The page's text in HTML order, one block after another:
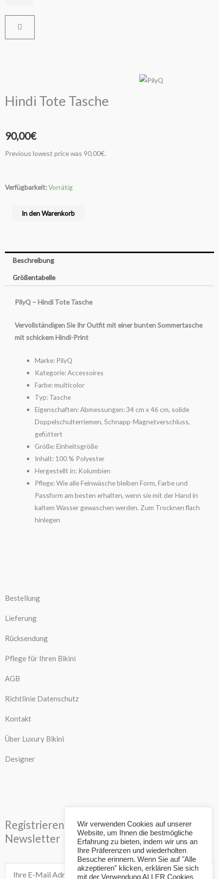
Warenkorb
Hindi Tote Tasche
90,00€
Previous lowest price was 90,00€.
Verfügbarkeit:Vorrätig
Hindi
TascheIn den Warenkorb
Beschreibung
Größentabelle
PilyQ – Hindi Tote Tasche
Vervollständigen Sie Ihr Outfit mit einer bunten Sommertasche
mit schickem Hindi-Print
Marke: PilyQ
Kategorie: Accessoires
Farbe: multicolor
Typ: Tasche
Eigenschaften: Abmessungen: 34 cm x 46 cm, solide
Doppelschulterriemen, Schnapp-Magnetverschluss,
gefüttert
Größe: Einheitsgröße
Inhalt: 100 % Polyester
Hergestellt in: Kolumbien
Pflege: Wie alle Feinwäsche bleiben Form, Farbe und
Passform am besten erhalten, wenn sie mit der Hand in
kaltem Wasser gewaschen werden. Zum Trocknen flach
hinlegen
Bestellung
Lieferung
Rücksendung
Pflege für Ihren Bikini
AGB
Richtlinie Datenschutz
Kontakt
Über Luxury Bikini
Designer
Registrieren Sie sich für unseren
Newsletter
Wir verwenden Cookies auf unserer
Website, um Ihnen die bestmögliche
Erfahrung zu bieten, indem wir uns an
Ihre Präferenzen und wiederholten
Besuche erinnern. Wenn Sie auf "Alle
akzeptieren" klicken, erklären Sie sich
mit der Verwendung ALLER Cookies